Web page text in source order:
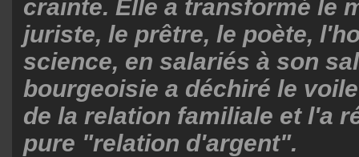
crainte. Elle a transformé le
juriste, le prêtre, le poète,
science, en salariés à son
bourgeoisie a déchiré le
de la relation familiale et l'a
pure "relation d'argent".